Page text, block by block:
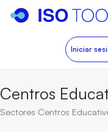
Iniciar
Centros
Sectores Centros